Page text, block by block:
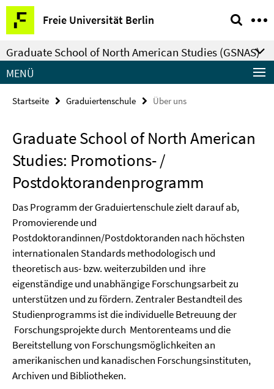
Springe
direkt
zu
Inhalt
Freie Universität Berlin
Service-
Navigation
Graduate School of North American Studies (GSNAS)
MENÜ
Startseite Graduiertenschule Über uns
Graduate School of North American
Studies: Promotions- /
Postdoktorandenprogramm
Das Programm der Graduiertenschule zielt darauf ab,
Promovierende und
Postdoktorandinnen/Postdoktoranden nach höchsten
internationalen Standards methodologisch und
theoretisch aus- bzw. weiterzubilden und ihre
eigenständige und unabhängige Forschungsarbeit zu
unterstützen und zu fördern. Zentraler Bestandteil des
Studienprogramms ist die individuelle Betreuung der
Forschungsprojekte durch Mentorenteams und die
Bereitstellung von Forschungsmöglichkeiten an
amerikanischen und kanadischen Forschungsinstituten,
Archiven und Bibliotheken.